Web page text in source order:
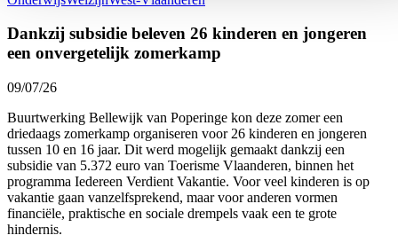
Dankzij subsidie beleven 26 kinderen en jongeren
een onvergetelijk zomerkamp
09/07/26
Buurtwerking Bellewijk van Poperinge kon deze zomer een
driedaags zomerkamp organiseren voor 26 kinderen en jongeren
tussen 10 en 16 jaar. Dit werd mogelijk gemaakt dankzij een
subsidie van 5.372 euro van Toerisme Vlaanderen, binnen het
programma Iedereen Verdient Vakantie. Voor veel kinderen is op
vakantie gaan vanzelfsprekend, maar voor anderen vormen
financiële, praktische en sociale drempels vaak een te grote
hindernis.